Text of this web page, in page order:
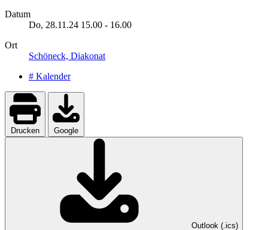
Datum
Do, 28.11.24 15.00 - 16.00
Ort
Schöneck, Diakonat
# Kalender
Drucken Google
Outlook (.ics)